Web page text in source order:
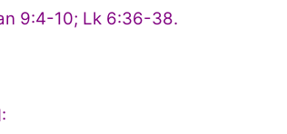
9:4-10; Lk 6:36-38.